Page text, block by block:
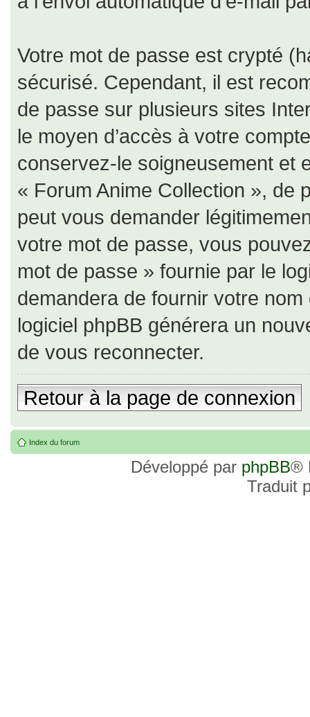
Votre mot de passe est crypté
sécurisé. Cependant, il est
de passe sur plusieurs sites
le moyen d’accès à votre
conservez-le soigneusement et
« Forum Anime Collection », de
peut vous demander
votre mot de passe, vous
mot de passe » fournie par le
demandera de fournir votre
logiciel phpBB générera un
de vous reconnecter.
Retour à la page de connexion
Index du forum
Développé par phpBB®
Traduit